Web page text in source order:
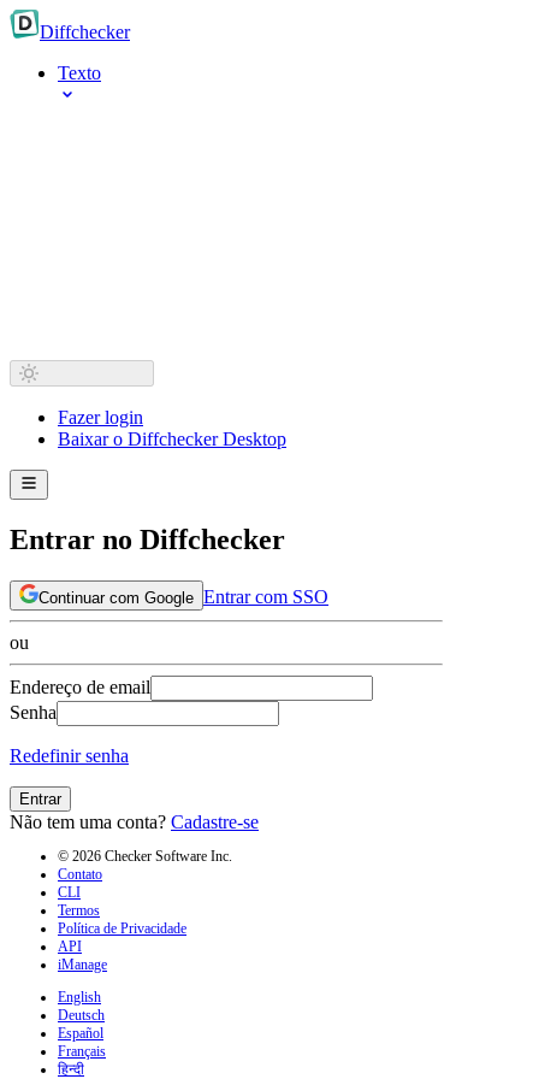
Diffchecker
Texto
Fazer login
Baixar o Diffchecker Desktop
Entrar no Diffchecker
Continuar com Google Entrar com SSO
ou
Endereço de email
Senha
Redefinir senha
Entrar
Não tem uma conta? Cadastre-se
© 2026 Checker Software Inc.
Contato
CLI
Termos
Política de Privacidade
API
iManage
English
Deutsch
Español
Français
हिन्दी